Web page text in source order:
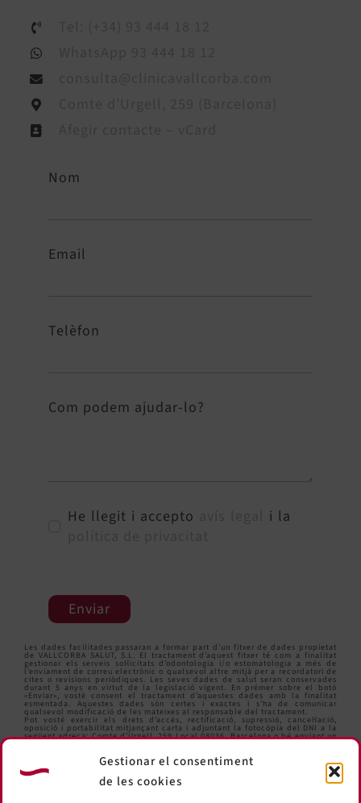
Gestionar el consentiment
de les cookies
Nom
Email
Telèfon
Com podem ajudar-lo?
He llegit i accepto
i la
Enviar
Les dades facilitades passaran a formar part d’un fitxer de dades propietat
de VALLCORBA SALUT, S.L. El tractament d’aquest fitxer té com a finalitat
gestionar els serveis sol·licitats d’odontologia i/o estomatologia a més de
l’enviament de correu electrònic o qualsevol altre mitjà per a recordatori de
cites o revisions periòdiques. Les seves dades de salut seran conservades
durant 5 anys en virtut de la legislació vigent. En prémer sobre el botó
«Enviar», vostè consent el tractament d’aquestes dades amb la finalitat
esmentada. Aquestes dades són certes i exactes i s’ha de comunicar
qualsevol modificació de les mateixes al responsable del tractament.
Pot vosté exercir els drets d’accés, rectificació, supressió, cancel·lació,
oposició i portabilitat mitjançant carta i adjuntant la fotocòpia del DNI a la
següent adreça: Comte d’Urgell, 259 Local 08036, Barcelona o bé enviant un